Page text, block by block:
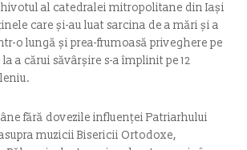
al catedralei mitropolitane din Iaşi
care şi-au luat sarcina de a mări şi a
o lungă şi prea-frumoasă priveghere pe
a cărui săvârşire s-a împlinit pe 12
fără dovezile influenţei Patriarhului
muzicii Bisericii Ortodoxe,